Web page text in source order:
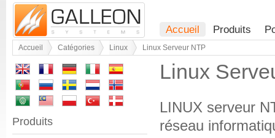
Accueil Produits
Accueil Catégories Linux Linux Serveur NTP
Linux
LINUX serveur
réseau
Produits